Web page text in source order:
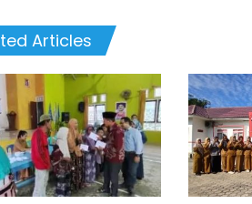
Articles